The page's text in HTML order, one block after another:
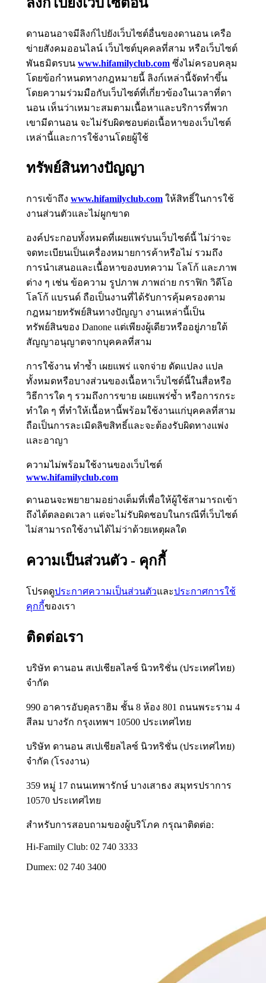
ดานอนอาจมีลิงก์ไปยังเว็บไซต์อื่นของดานอน เครือ
ข่ายสังคมออนไลน์ เว็บไซต์บุคคลที่สาม หรือเว็บไซต์
พันธมิตรบน www.hifamilyclub.com ซึ่งไม่ครอบคลุม
โดยข้อกำหนดทางกฎหมายนี้ ลิงก์เหล่านี้จัดทำขึ้น
โดยความร่วมมือกับเว็บไซต์ที่เกี่ยวข้องในเวลาที่ดา
นอน เห็นว่าเหมาะสมตามเนื้อหาและบริการที่พวก
เขามีดานอน จะไม่รับผิดชอบต่อเนื้อหาของเว็บไซต์
เหล่านี้และการใช้งานโดยผู้ใช้
ทรัพย์สินทางปัญญา
การเข้าถึง www.hifamilyclub.com ให้สิทธิ์ในการใช้
งานส่วนตัวและไม่ผูกขาด
องค์ประกอบทั้งหมดที่เผยแพร่บนเว็บไซต์นี้ ไม่ว่าจะ
จดทะเบียนเป็นเครื่องหมายการค้าหรือไม่ รวมถึง
การนำเสนอและเนื้อหาของบทความ โลโก้ และภาพ
ต่าง ๆ เช่น ข้อความ รูปภาพ ภาพถ่าย กราฟิก วิดีโอ
โลโก้ แบรนด์ ถือเป็นงานที่ได้รับการคุ้มครองตาม
กฎหมายทรัพย์สินทางปัญญา งานเหล่านี้เป็น
ทรัพย์สินของ Danone แต่เพียงผู้เดียวหรืออยู่ภายใต้
สัญญาอนุญาตจากบุคคลที่สาม
การใช้งาน ทำซ้ำ เผยแพร่ แจกจ่าย ดัดแปลง แปล
ทั้งหมดหรือบางส่วนของเนื้อหาเว็บไซต์นี้ในสื่อหรือ
วิธีการใด ๆ รวมถึงการขาย เผยแพร่ซ้ำ หรือการกระ
ทำใด ๆ ที่ทำให้เนื้อหานี้พร้อมใช้งานแก่บุคคลที่สาม
ถือเป็นการละเมิดลิขสิทธิ์และจะต้องรับผิดทางแพ่ง
และอาญา
ความไม่พร้อมใช้งานของเว็บไซต์
www.hifamilyclub.com
ดานอนจะพยายามอย่างเต็มที่เพื่อให้ผู้ใช้สามารถเข้า
ถึงได้ตลอดเวลา แต่จะไม่รับผิดชอบในกรณีที่เว็บไซต์
ไม่สามารถใช้งานได้ไม่ว่าด้วยเหตุผลใด
ความเป็นส่วนตัว - คุกกี้
โปรดดูประกาศความเป็นส่วนตัวและประกาศการใช้
คุกกี้ของเรา
ติดต่อเรา
บริษัท ดานอน สเปเชียลไลซ์ นิวทริชั่น (ประเทศไทย)
จำกัด
990 อาคารอับดุลราฮิม ชั้น 8 ห้อง 801 ถนนพระราม 4
สีลม บางรัก กรุงเทพฯ 10500 ประเทศไทย
บริษัท ดานอน สเปเชียลไลซ์ นิวทริชั่น (ประเทศไทย)
จำกัด (โรงงาน)
359 หมู่ 17 ถนนเทพารักษ์ บางเสาธง สมุทรปราการ
10570 ประเทศไทย
สำหรับการสอบถามของผู้บริโภค กรุณาติดต่อ:
Hi-Family Club: 02 740 3333
Dumex: 02 740 3400